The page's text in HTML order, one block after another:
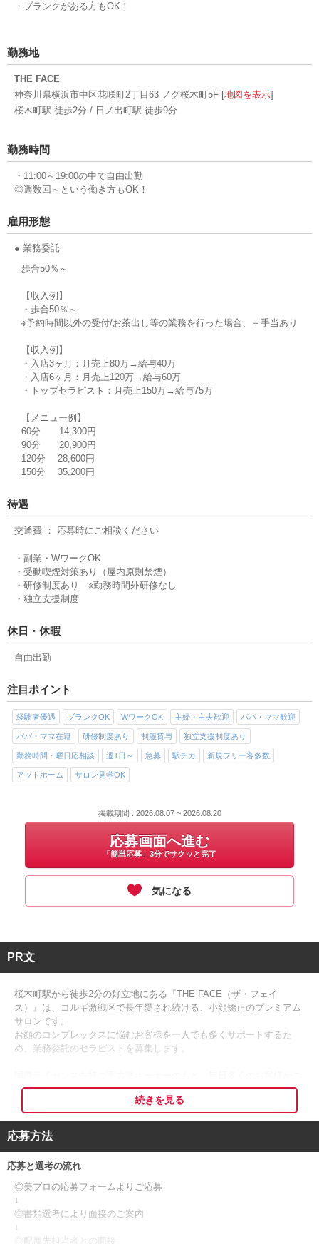
・ブランクがある方もOK！
勤務地
THE FACE
神奈川県横浜市中区花咲町2丁目63 ノグ桜木町5F [地図を表示]
桜木町駅 徒歩2分 / 日ノ出町駅 徒歩9分
勤務時間
・11:00～19:00の中で自由出勤
◎週数回～という働き方もOK！
雇用形態
● 業務委託
歩合50％～
【収入例】
・歩合50％～
※予約時間以外の受付/お茶出し等の業務を行った場合、＋手当あり
【収入例】
・入店3ヶ月：月売上80万→給与40万
・入店6ヶ月：月売上120万→給与60万
・トップセラピスト：月売上150万→給与75万
【メニュー例】
60分 14,300円
90分 20,900円
120分 28,600円
150分 35,200円
待遇
交通費 ： 応募時にご相談ください
・副業・WワークOK
・受動喫煙対策あり（屋内原則禁煙）
・研修制度あり ※勤務時間外研修なし
・独立支援制度
休日・休暇
自由出勤
注目ポイント
経験者優遇 ブランクOK WワークOK 主婦・主夫歓迎 パパ・ママ歓迎
パパ・ママ在籍 研修制度あり 制服貸与 独立支援制度あり
勤務時間・曜日応相談 週1日～ 急募 駅チカ 新規フリー客多数
アットホーム サロン見学OK
掲載期間 : 2026.08.07 ~ 2026.08.20
応募画面へ進む
「簡単応募」3分でサクッと完了
気になる
PR文
桜木町駅から徒歩2分の好立地にある『THE FACE（ザ・フェイ
ス）』は、コルギ激戦区で長年愛され続ける、小顔矯正のプレミアム
サロンです。
お顔のコンプレックスに悩むお客様を一人でも多くサポートするた
め、業務委託のセラピストを募集します。
来店される活気ある環境で、あなたの実力を最大限に活かしません
□■指名が絶えない一生モノの技術を習得■□
研修では、17年のキャリアを持つオーナーが直接指導します！
オーナーは数々の芸能人の施術も担当してきた経験の持ち主。
自己流では学べない「本物の技術」を惜しみなく伝授します。
さらに、目の肥えたお客様に選ばれ続けるための立ち居振る舞いや、
続きを見る
応募方法
応募と選考の流れ
◎美プロの応募フォームよりご応募
↓
◎書類選考により面接のご案内
↓
◎配属先担当者との面接